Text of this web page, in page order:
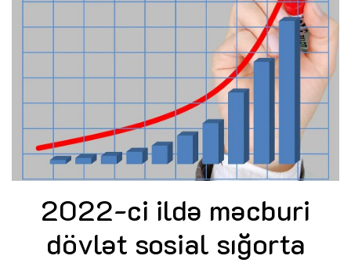
2022-ci ildə məcburi
dövlət sosial sığorta